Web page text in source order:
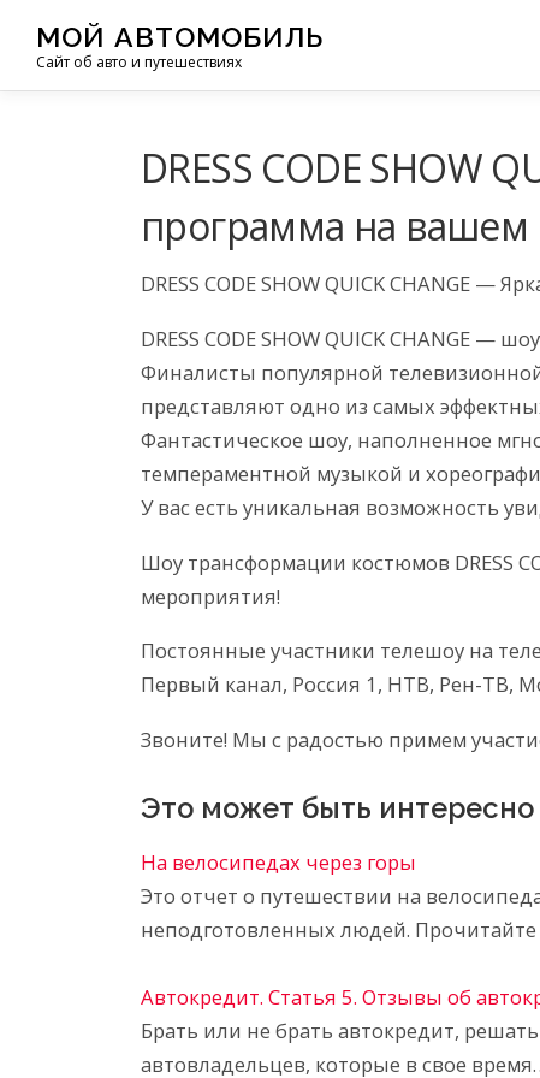
МОЙ АВТОМОБИЛЬ
Сайт об авто и путешествиях
DRESS CODE SHOW
программа на вашем
DRESS CODE SHOW QUICK CHANGE —
DRESS CODE SHOW QUICK CHANGE —
Финалисты популярной
представляют одно из самых
Фантастическое шоу, наполненное
темпераментной музыкой и
У вас есть уникальная возможность
Шоу трансформации костюмов DRESS
мероприятия!
Постоянные участники телешоу на
Первый канал, Россия 1, НТВ, Рен-ТВ,
Звоните! Мы с радостью примем
Это может быть интересно
На велосипедах через горы
Это отчет о путешествии на
неподготовленных людей.
Автокредит. Статья 5. Отзывы об
Брать или не брать автокредит,
автовладельцев, которые в свое